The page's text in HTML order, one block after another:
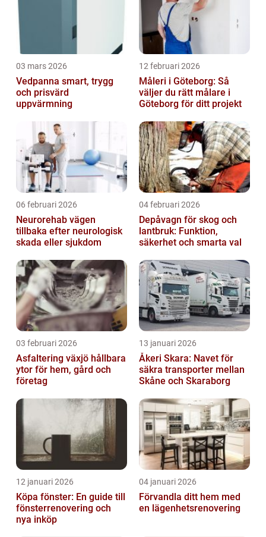
03 mars 2026
Vedpanna smart, trygg
och prisvärd
uppvärmning
12 februari 2026
Måleri i Göteborg: Så
väljer du rätt målare i
Göteborg för ditt projekt
06 februari 2026
Neurorehab vägen
tillbaka efter neurologisk
skada eller sjukdom
04 februari 2026
Depåvagn för skog och
lantbruk: Funktion,
säkerhet och smarta val
03 februari 2026
Asfaltering växjö hållbara
ytor för hem, gård och
företag
13 januari 2026
Åkeri Skara: Navet för
säkra transporter mellan
Skåne och Skaraborg
12 januari 2026
Köpa fönster: En guide till
fönsterrenovering och
nya inköp
04 januari 2026
Förvandla ditt hem med
en lägenhetsrenovering